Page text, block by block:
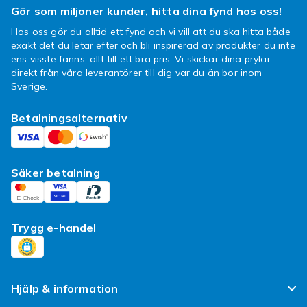
kundtjänst så hjälper vi dig med ditt ärende.
Observera dock att plomberade varor inte
inkluderas i ångerrätten på Fyndiq om
plomberingen är bruten.
Glöm inte en body lotion
Att ha en Rihanna parfym ståendes hemma i
badrumsskåpet är toppen, och ännu bättre blir
det med en body lotion i samma doft! Något
på fest eller liknande, och vill lukta lite extra
gott. Bland alla Rihanna produkter kan du
parfymer.
Gör som miljoner kunder, hitta dina fynd hos oss!
Hos oss gör du alltid ett fynd och vi vill att du ska hitta både
exakt det du letar efter och bli inspirerad av produkter du inte
ens visste fanns, allt till ett bra pris. Vi skickar dina prylar
direkt från våra leverantörer till dig var du än bor inom
Sverige.
Betalningsalternativ
Säker betalning
Trygg e-handel
Hjälp & information